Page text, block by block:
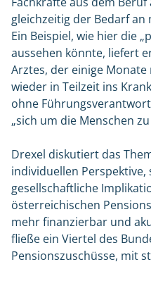
gleichzeitig der Bedarf
Ein Beispiel, wie hier die
aussehen könnte, liefert
Arztes, der einige
wieder in Teilzeit ins
ohne
„sich um die Menschen
Drexel diskutiert das
individuellen
gesellschaftliche
österreichischen
mehr finanzierbar und
fließe ein Viertel des
Pensionszuschüsse, mit